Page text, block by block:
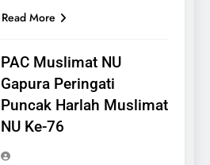
Read More
PAC Muslimat NU
Gapura Peringati
Puncak Harlah Muslimat
NU Ke-76